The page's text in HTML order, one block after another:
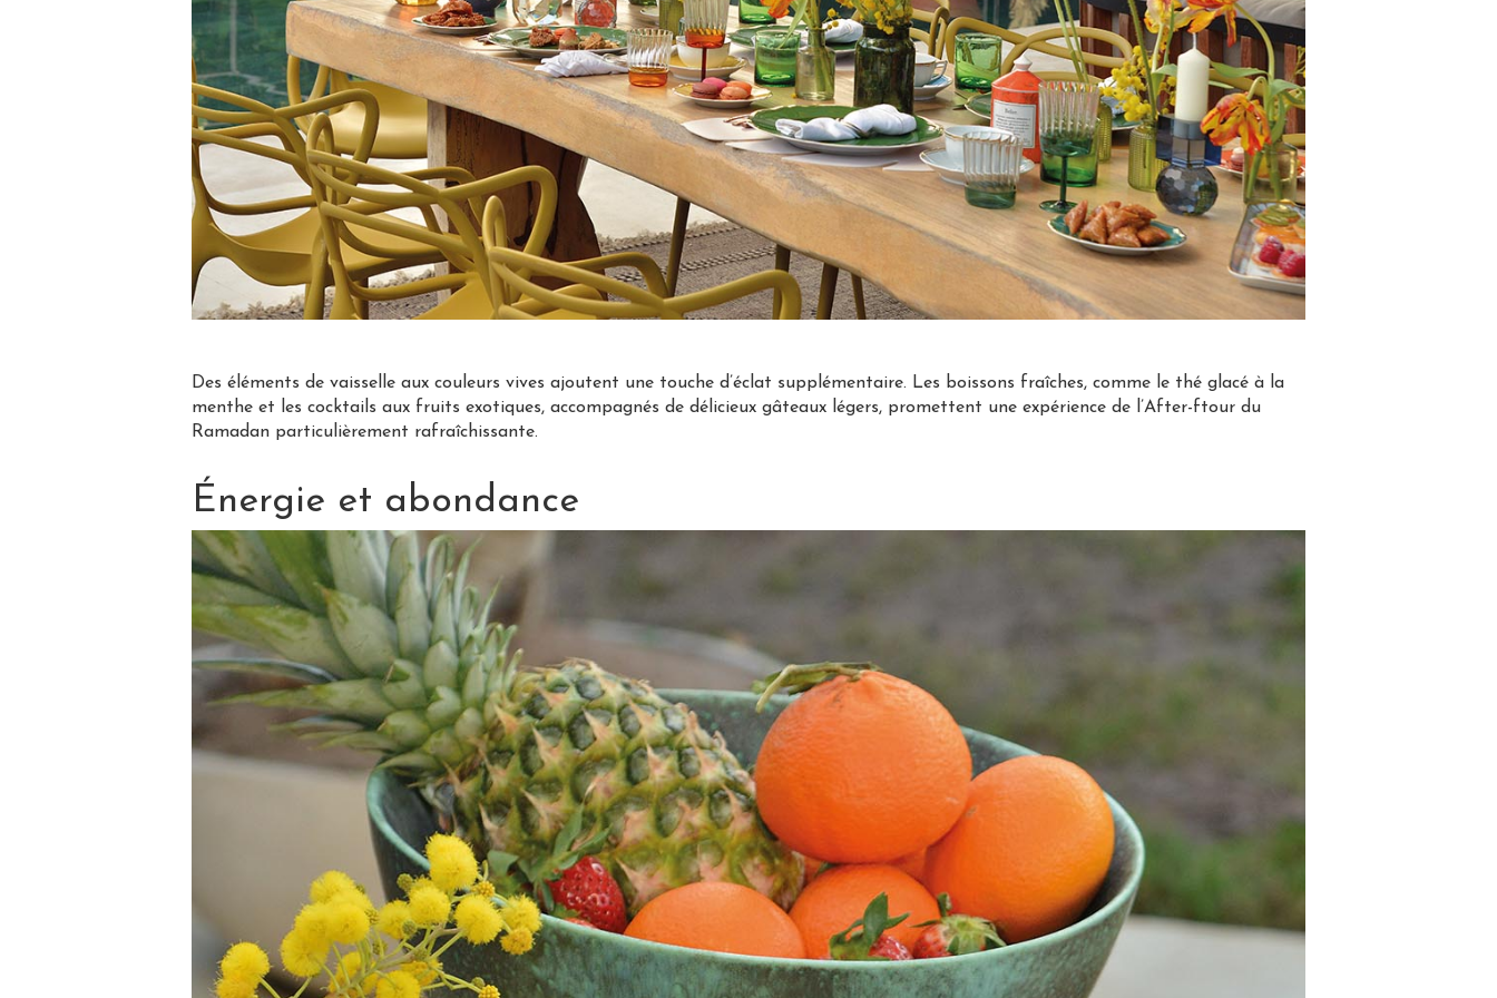
Des éléments de vaisselle aux couleurs vives ajoutent une touche d’éclat supplémentaire. Les boissons fraîches, comme le thé glacé à la
menthe et les cocktails aux fruits exotiques, accompagnés de délicieux gâteaux légers, promettent une expérience de l’After-ftour du
Ramadan particulièrement rafraîchissante.
Énergie et abondance